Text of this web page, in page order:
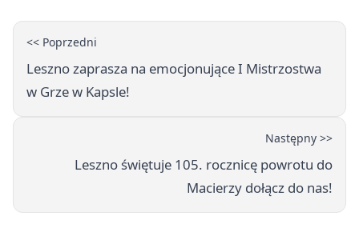
<< Poprzedni
Leszno zaprasza na emocjonujące I Mistrzostwa
w Grze w Kapsle!
Następny >>
Leszno świętuje 105. rocznicę powrotu do
Macierzy dołącz do nas!